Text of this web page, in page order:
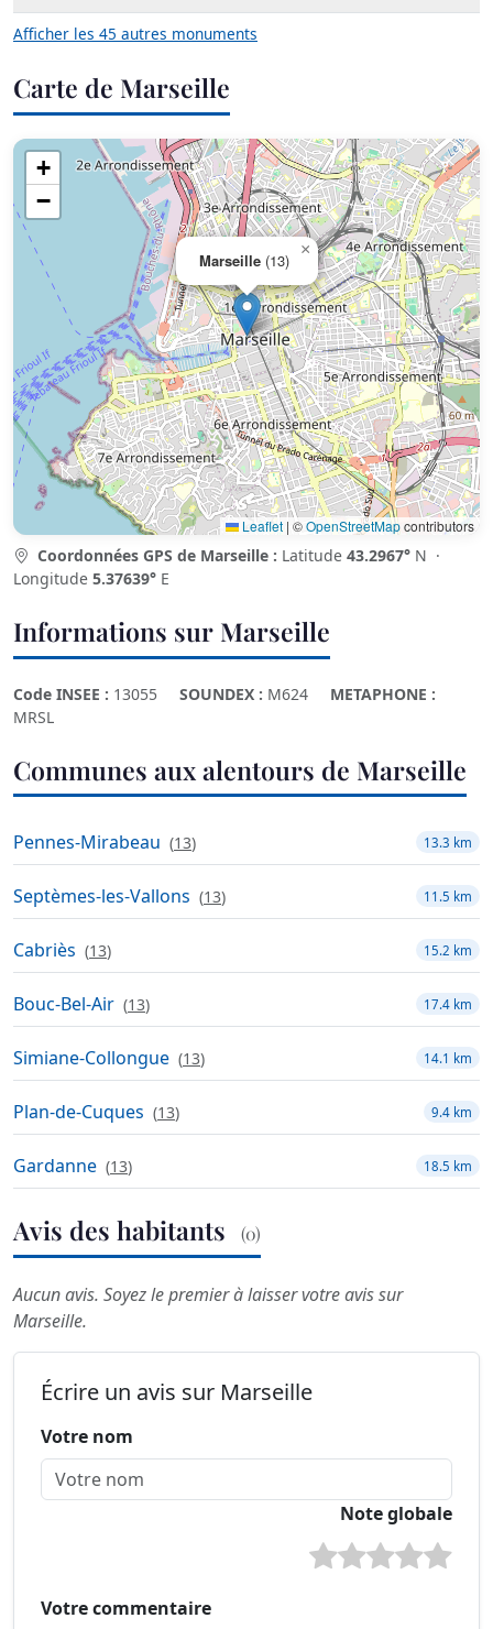
Afficher les 45 autres monuments
Carte de Marseille
Marseille (13)
×
+
−
Leaflet | ©OpenStreetMapcontributors
Coordonnées GPS de Marseille : Latitude 43.2967° N ·
Longitude 5.37639° E
Informations sur Marseille
Code INSEE : 13055 SOUNDEX : M624
METAPHONE :
MRSL
Communes aux alentours de Marseille
Pennes-Mirabeau (13) 13.3 km
Septèmes-les-Vallons (13) 11.5 km
Cabriès (13) 15.2 km
Bouc-Bel-Air (13) 17.4 km
Simiane-Collongue (13) 14.1 km
Plan-de-Cuques (13) 9.4 km
Gardanne (13) 18.5 km
Avis des habitants (0)
Aucun avis. Soyez le premier à laisser votre avis sur
Marseille.
Écrire un avis sur Marseille
Votre nom
Note globale
Votre commentaire